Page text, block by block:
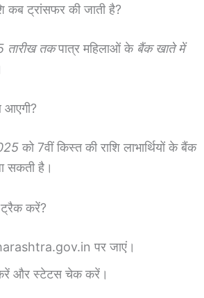
कब ट्रांसफर की जाती है?
तारीख तकपात्र महिलाओं के बैंक खाते में
आएगी?
को 7वीं किस्त की राशि लाभार्थियों के बैंक
सकती है।
करें?
पर जाएं।
और स्टेटस चेक करें।